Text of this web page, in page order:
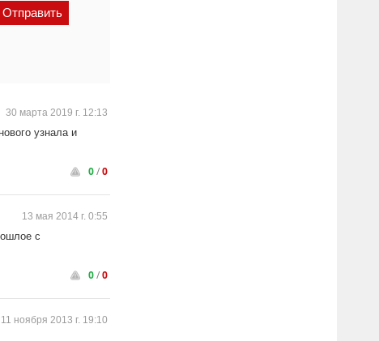
30 марта 2019 г. 12:13
узнала и
0/0
13 мая 2014 г. 0:55
с
0/0
11 ноября 2013 г. 19:10